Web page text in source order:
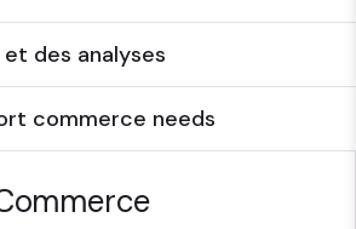
des analyses
commerce needs